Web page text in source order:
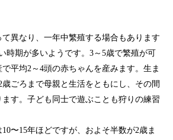
異なり、一年中繁殖する場合もあります
時期が多いようです。3～5歳で繁殖が可
平均2～4頭の赤ちゃんを産みます。生ま
ごろまで母親と生活をともにし、その間
す。子ども同士で遊ぶことも狩りの練習
10〜15年ほどですが、およそ半数が2歳ま